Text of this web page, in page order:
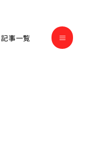
記事一覧